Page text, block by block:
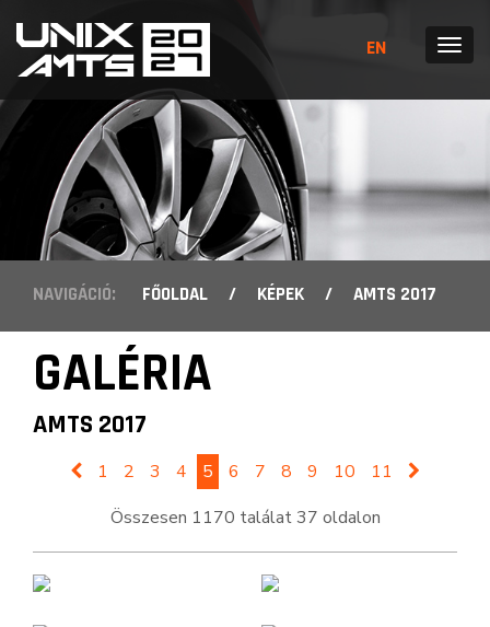
EN MENÜ
NAVIGÁCIÓ: FŐOLDAL / KÉPEK / AMTS 2017
GALÉRIA
AMTS 2017
1 2 3 4 5 6 7 8 9 10
11
Összesen 1170 találat 37 oldalon